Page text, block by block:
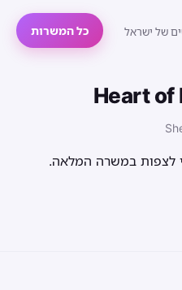
של ישראל כל המשרות
Heart of
לצפות במשרה המלאה.